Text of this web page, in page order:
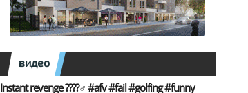
видео
Instant revenge ????️‍♂️ #afv #fail #golfing #funny